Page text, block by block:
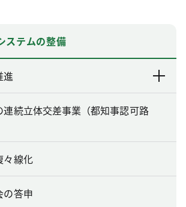
ステムの整備
進
連続立体交差事業（都知事認可路
々線化
の答申